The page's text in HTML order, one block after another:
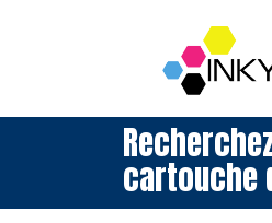
cartouche